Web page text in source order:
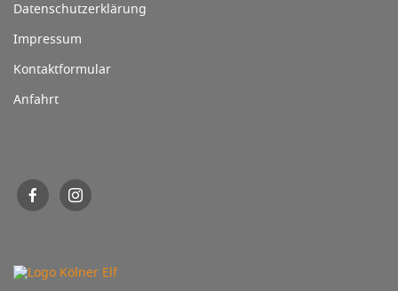
Datenschutzerklärung
Impressum
Kontaktformular
Anfahrt